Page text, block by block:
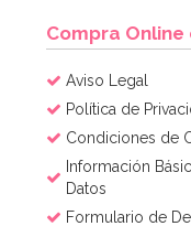
Compra Online
Aviso Legal
Política de
Condiciones de
Información
Datos
Formulario de